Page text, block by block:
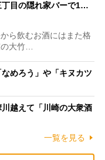
丁目の隠れ家バーで1…
ら飲むお酒にはまた格
大竹…
めろう」や「キヌカツ
川越えて「川崎の大衆酒
一覧を見る